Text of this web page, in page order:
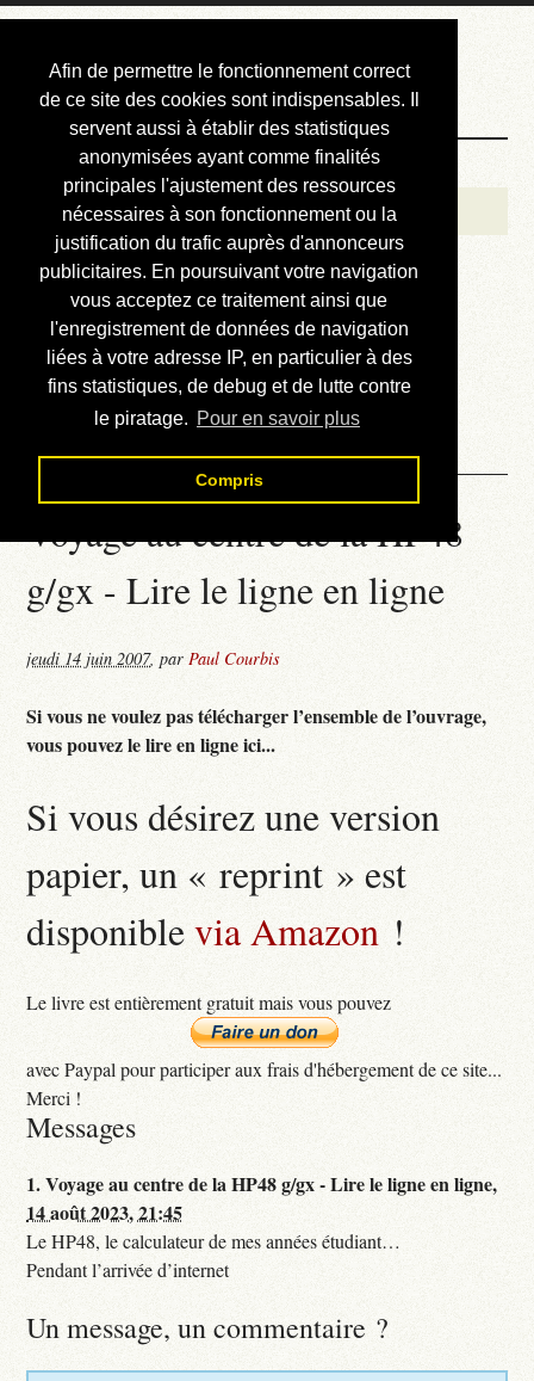
Afin de permettre le fonctionnement correct
de ce site des cookies sont indispensables. Il
servent aussi à établir des statistiques
anonymisées ayant comme finalités
principales l'ajustement des ressources
nécessaires à son fonctionnement ou la
justification du trafic auprès d'annonceurs
publicitaires. En poursuivant votre navigation
vous acceptez ce traitement ainsi que
l'enregistrement de données de navigation
liées à votre adresse IP, en particulier à des
fins statistiques, de debug et de lutte contre
le piratage. Pour en savoir plus
Compris
Courbis, « LE »
Blog Officiel
Bienvenue
Réalisations
Divers (et d’été)
Annonces
Liens externes
Téléchargement
Contact
Voyage au centre de la HP48
g/gx - Lire le ligne en ligne
jeudi 14 juin 2007,parPaul Courbis
Si vous ne voulez pas télécharger l’ensemble de l’ouvrage,
vous pouvez le lire en ligne ici...
Si vous désirez une version
papier, un « reprint » est
disponiblevia Amazon !
Le livre est entièrement gratuit mais vous pouvez
avec Paypal pour participer aux frais d'hébergement de ce site...
Merci !
Messages
1.Voyage au centre de la HP48 g/gx - Lire le ligne en ligne,
14 août 2023, 21:45
Le HP48, le calculateur de mes années étudiant…
Pendant l’arrivée d’internet
Un message, un commentaire ?